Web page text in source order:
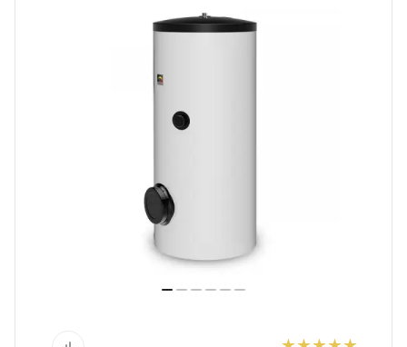
Подбор по параметрам
ЗАКАЗАТЬ ЗВОНОК